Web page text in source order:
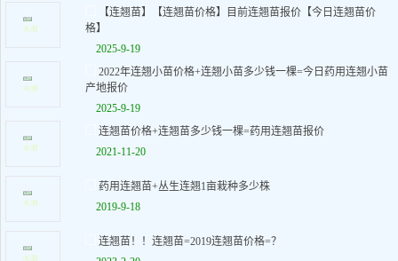
【连翘苗】【连翘苗价格】目前连翘苗报价【今日连翘苗价
格】
2025-9-19
2022年连翘小苗价格+连翘小苗多少钱一棵=今日药用连翘小苗
产地报价
2025-9-19
连翘苗价格+连翘苗多少钱一棵=药用连翘苗报价
2021-11-20
药用连翘苗+丛生连翘1亩栽种多少株
2019-9-18
连翘苗！！连翘苗=2019连翘苗价格=？